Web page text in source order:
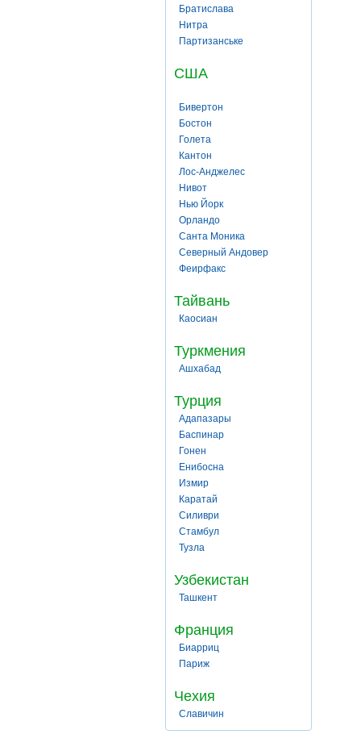
Братислава
Нитра
Партизанське
США
Бивертон
Бостон
Голета
Кантон
Лос-Анджелес
Нивот
Нью Йорк
Орландо
Санта Моника
Северный Андовер
Феирфакс
Тайвань
Каосиан
Туркмения
Ашхабад
Турция
Адапазары
Баспинар
Гонен
Енибосна
Измир
Каратай
Силиври
Стамбул
Тузла
Узбекистан
Ташкент
Франция
Биарриц
Париж
Чехия
Славичин